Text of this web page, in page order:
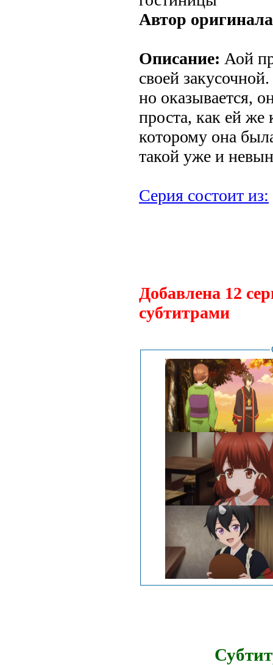
Автор
Описание: Аой
своей
но оказывается,
проста, как ей же
которому она
такой уже и
Серия состоит из:
Добавлена 12
субтитрами